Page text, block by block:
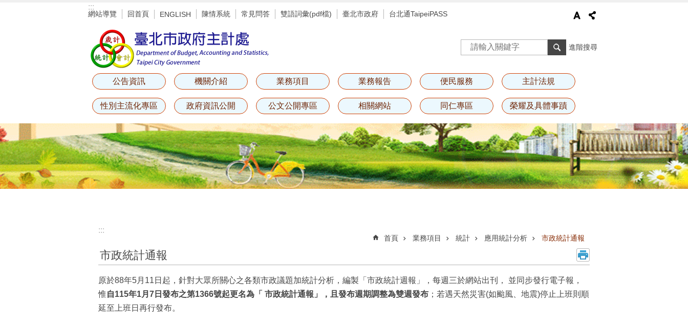
:::
網站導覽 回首頁 ENGLISH 陳情系統 常見問答 雙語詞彙(pdf檔) 臺北市政府 台北通TaipeiPASS
進階搜尋
公告資訊 機關介紹 業務項目 業務報告 便民服務 主計法規
性別主流化專區 政府資訊公開 公文公開專區 相關網站 同仁專區 榮耀及具體事蹟
:::
首頁 業務項目 統計 應用統計分析 市政統計通報
市政統計通報
原於88年5月11日起，針對大眾所關心之各類市政議題加統計分析，編製「市政統計週報」，每週三於網站出刊， 並同步發行電子報，
惟自115年1月7日發布之第1366號起更名為「 市政統計通報」，且發布週期調整為雙週發布 ；若遇天然災害(如颱風、地震)停止上班則順
延至上班日再行發布。